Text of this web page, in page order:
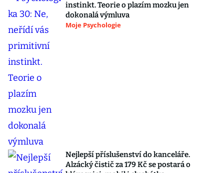
instinkt. Teorie o plazím mozku jen
dokonalá výmluva
Moje Psychologie
Nejlepší příslušenství do kanceláře.
Alzácký čistič za 179 Kč se postará o